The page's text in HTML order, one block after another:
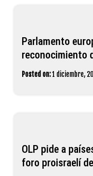
Parlamento
reconocimiento
Posted on:1 diciembre,
OLP pide a
foro proisraelí